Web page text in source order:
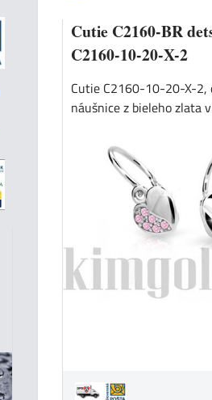
Mriežka
Cutie C2160-BR
C2160-10-20-X-2
Cutie C2160-10-20-X-2,
náušnice z bieleho zlata